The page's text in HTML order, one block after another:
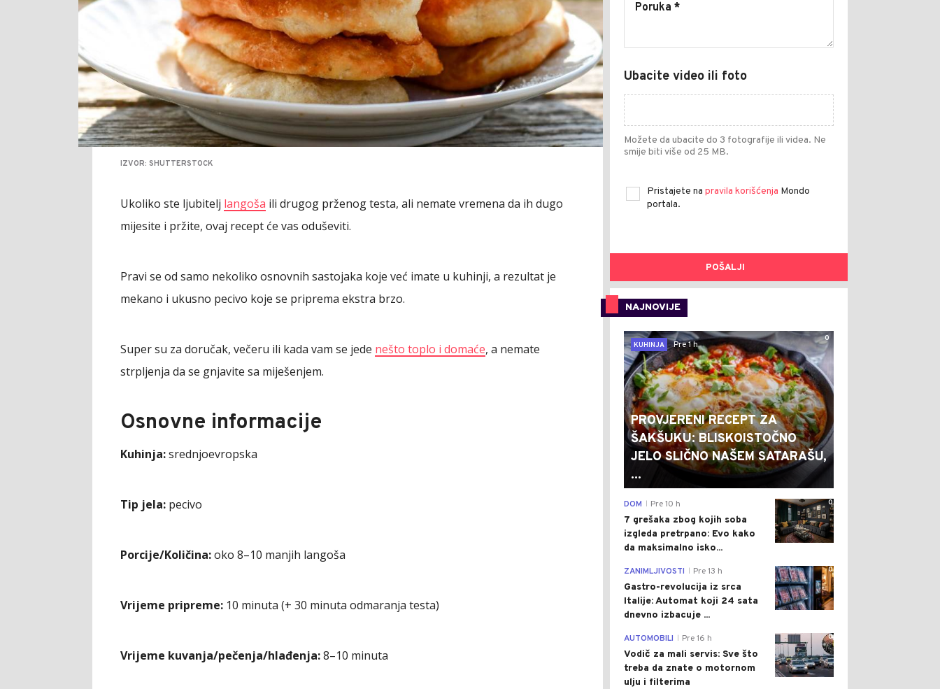
IZVOR: SHUTTERSTOCK
Ukoliko ste ljubitelj langoša ili drugog prženog testa, ali nemate vremena da ih dugo
mijesite i pržite, ovaj recept će vas oduševiti.
Pravi se od samo nekoliko osnovnih sastojaka koje već imate u kuhinji, a rezultat je
mekano i ukusno pecivo koje se priprema ekstra brzo.
Super su za doručak, večeru ili kada vam se jede nešto toplo i domaće, a nemate
strpljenja da se gnjavite sa miješenjem.
Osnovne informacije
Kuhinja:srednjoevropska
Tip jela: pecivo
Porcije/Količina:oko 8–10 manjih langoša
Vrijeme pripreme: 10 minuta (+ 30 minuta odmaranja testa)
Vrijeme kuvanja/pečenja/hlađenja:8–10 minuta
Ubacite video ili foto
Možete da ubacite do 3 fotografije ili videa. Ne
smije biti više od 25 MB.
Pristajete na pravila korišćenja Mondo
portala.
POŠALJI
NAJNOVIJE
0
KUHINJA
Pre 1 h
PROVJERENI RECEPT ZA
ŠAKŠUKU: BLISKOISTOČNO
JELO SLIČNO NAŠEM SATARAŠU,
...
0
DOM Pre 10 h
7 grešaka zbog kojih soba
izgleda pretrpano: Evo kako
da maksimalno isko...
0
ZANIMLJIVOSTI Pre 13 h
Gastro-revolucija iz srca
Italije: Automat koji 24 sata
dnevno izbacuje ...
0
AUTOMOBILI Pre 16 h
Vodič za mali servis: Sve što
treba da znate o motornom
ulju i filterima